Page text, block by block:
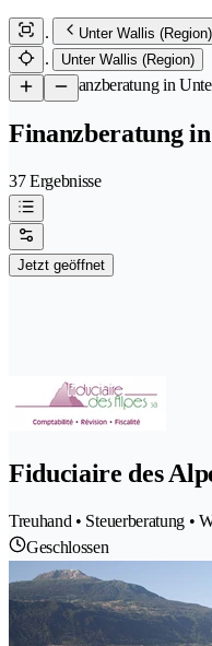
Unter Wallis (Region)
Unter Wallis (Region)
/Finanzberatung in
Finanzberatung
37 Ergebnisse
Jetzt geöffnet
Fiduciaire des
Treuhand • Steuerberatung •
Geschlossen